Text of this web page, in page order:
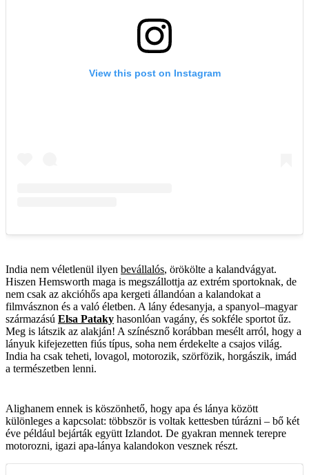
India nem véletlenül ilyen bevállalós, örökölte a kalandvágyat.
Hiszen Hemsworth maga is megszállottja az extrém sportoknak, de
nem csak az akcióhős apa kergeti állandóan a kalandokat a
filmvásznon és a való életben. A lány édesanyja, a spanyol–magyar
származású Elsa Pataky hasonlóan vagány, és sokféle sportot űz.
Meg is látszik az alakján! A színésznő korábban mesélt arról, hogy a
lányuk kifejezetten fiús típus, soha nem érdekelte a csajos világ.
India ha csak teheti, lovagol, motorozik, szörfözik, horgászik, imád
a természetben lenni.
Alighanem ennek is köszönhető, hogy apa és lánya között
különleges a kapcsolat: többször is voltak kettesben túrázni – bő két
éve például bejárták együtt Izlandot. De gyakran mennek terepre
motorozni, igazi apa-lánya kalandokon vesznek részt.